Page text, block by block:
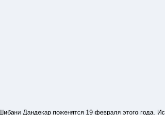
Дандекар поженятся 19 февраля этого года.